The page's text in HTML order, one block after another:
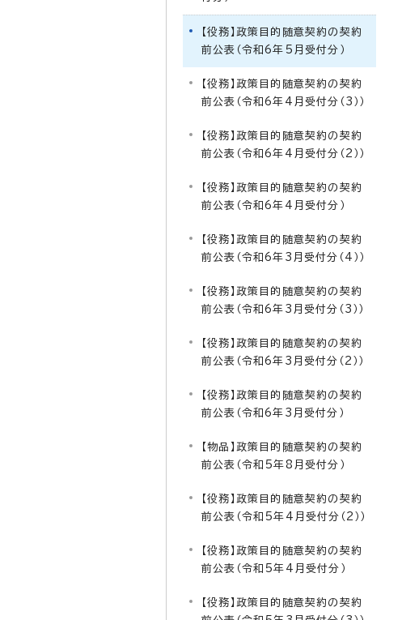
【役務】政策目的随意契約の契約
前公表（令和6年5月受付分）
【役務】政策目的随意契約の契約
前公表（令和6年4月受付分（3））
【役務】政策目的随意契約の契約
前公表（令和6年4月受付分（2））
【役務】政策目的随意契約の契約
前公表（令和6年4月受付分）
【役務】政策目的随意契約の契約
前公表（令和6年3月受付分（4））
【役務】政策目的随意契約の契約
前公表（令和6年3月受付分（3））
【役務】政策目的随意契約の契約
前公表（令和6年3月受付分（2））
【役務】政策目的随意契約の契約
前公表（令和6年3月受付分）
【物品】政策目的随意契約の契約
前公表（令和5年8月受付分）
【役務】政策目的随意契約の契約
前公表（令和5年4月受付分（2））
【役務】政策目的随意契約の契約
前公表（令和5年4月受付分）
【役務】政策目的随意契約の契約